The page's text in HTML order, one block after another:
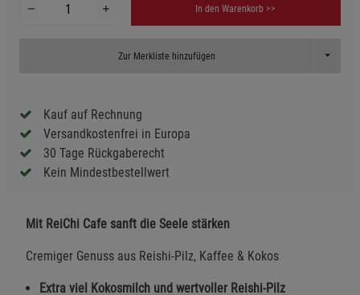
In den Warenkorb >>
Zur Merkliste hinzufügen Toggle
Kauf auf Rechnung
Versandkostenfrei in Europa
30 Tage Rückgaberecht
Kein Mindestbestellwert
Mit ReiChi Cafe sanft die Seele stärken
Cremiger Genuss aus Reishi-Pilz, Kaffee & Kokos
Extra viel Kokosmilch und wertvoller Reishi-Pilz